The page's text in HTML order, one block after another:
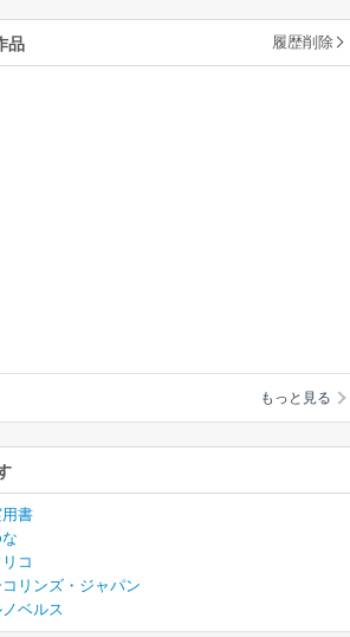
品 履歴削除
もっと見る
書
コ
リンズ・ジャパン
ベルス